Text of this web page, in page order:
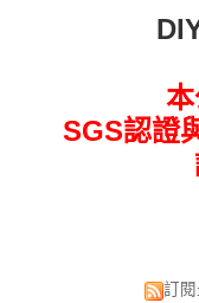
SGS認證
訂